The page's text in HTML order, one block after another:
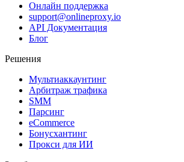
Онлайн поддержка
support@onlineproxy.io
API Документация
Блог
Решения
Мультиаккаунтинг
Арбитраж трафика
SMM
Парсинг
eCommerce
Бонусхантинг
Прокси для ИИ